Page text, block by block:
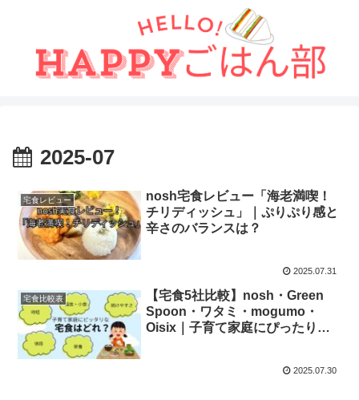
2025-07
宅食レビュー
nosh宅食レビュー「海老満喫！
チリディッシュ」｜ぷりぷり感と
辛さのバランスは？
2025.07.31
宅食比較表
【宅食5社比較】nosh・Green
Spoon・ワタミ・mogumo・
Oisix｜子育て家庭にぴったりな
2025.07.30